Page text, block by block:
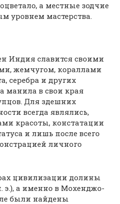
а местные зодчие
уровнем мастерства.
Индия славится своими
жемчугом, кораллами
серебра и других
манила в свои края
Для здешних
всегда являлись,
красоты, констатации
и лишь после всего
личного
цивилизации долины
э.), а именно в Мохенджо-
были найдены